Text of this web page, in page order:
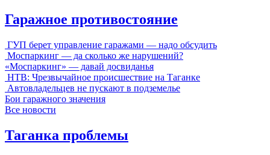
Гаражное противостояние
ГУП берет управление гаражами — надо обсудить
Моспаркинг — да сколько же нарушений?
«Моспаркинг» — давай досвиданья
НТВ: Чрезвычайное происшествие на Таганке
Автовладельцев не пускают в подземелье
Бои гаражного значения
Все новости
Таганка проблемы